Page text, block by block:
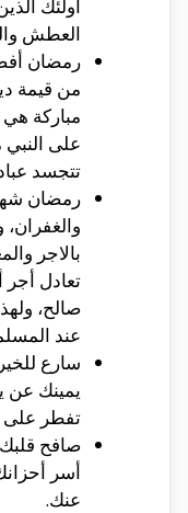
أولئك
العطش
رمضان
من قيمة
مباركة هي
على
تتجسد
رمضان
بالاجر
تعادل
صالح،
عند
سارع
يمينك عن
تفطر على
صافح
أسر
عنك.